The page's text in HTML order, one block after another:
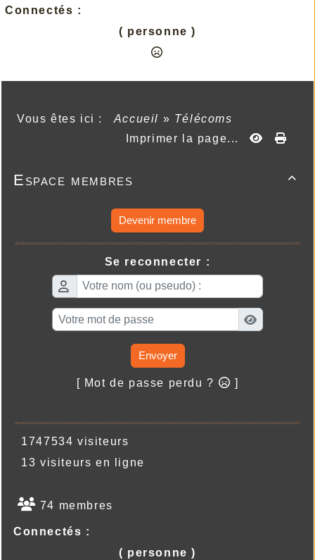
Connectés :
( personne )
Vous êtes ici : Accueil » Télécoms
Imprimer la page...

Espace membres
Devenir membre
Se reconnecter :
Envoyer
[ Mot de passe perdu ? ]
1747534 visiteurs
13 visiteurs en ligne
74 membres
Connectés :
( personne )